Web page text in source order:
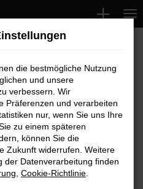
Roth
erhalten Sie im
die bestmögliche Nutzung
und unsere
verbessern. Wir
Präferenzen und verarbeiten
nur, wenn Sie uns Ihre
zu einem späteren
können Sie die
Zukunft widerrufen. Weitere
der Datenverarbeitung finden
Cookie-Richtlinie